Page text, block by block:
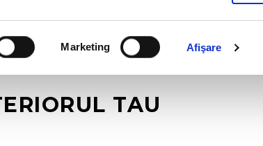
Marketing Afişare
TAU